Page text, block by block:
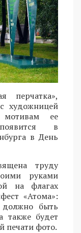
перчатка»,
художницей
ее
в
в День
труду
руками
на флагах
«Атома»:
быть
также будет
печати фото.